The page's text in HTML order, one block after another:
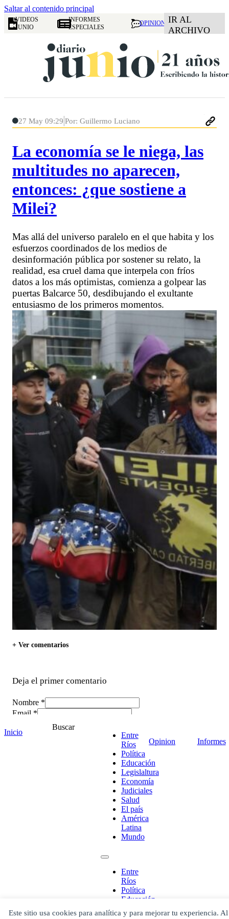
Este sitio usa cookies para analítica y para mejorar tu experiencia. Al
Saltar al contenido principal
VIDEOS
JUNIO
INFORMES
ESPECIALES
OPINION IR AL
ARCHIVO
27 May 09:29 Por: Guillermo Luciano
La economía se le niega, las
multitudes no aparecen,
entonces: ¿que sostiene a
Milei?
Mas allá del universo paralelo en el que habita y los
esfuerzos coordinados de los medios de
desinformación pública por sostener su relato, la
realidad, esa cruel dama que interpela con fríos
datos a los más optimistas, comienza a golpear las
puertas Balcarce 50, desdibujando el exultante
entusiasmo de los primeros momentos.
+ Ver comentarios
Deja el primer comentario
Nombre *
Email *
*
Inicio
Buscar
Entre
Ríos
Política
Educación
Legislaltura
Economía
Judiciales
Salud
El país
América
Latina
Mundo
Entre
Ríos
Política
Educación
Legislaltura
Opinion Informes
¡Ponete en contacto!